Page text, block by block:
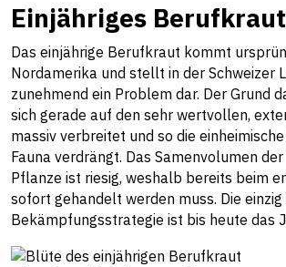
Einjähriges Berufkraut
Das einjährige Berufkraut kommt
Nordamerika und stellt in der Schweizer
zunehmend ein Problem dar. Der Grund
sich gerade auf den sehr wertvollen,
massiv verbreitet und so die
Fauna verdrängt. Das Samenvolumen
Pflanze ist riesig, weshalb bereits beim
sofort gehandelt werden muss. Die
Bekämpfungsstrategie ist bis heute das